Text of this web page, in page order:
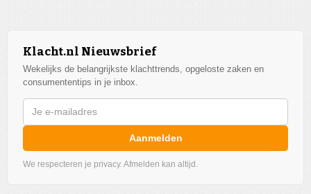
Klacht.nl Nieuwsbrief
Wekelijks de belangrijkste klachttrends, opgeloste zaken en
consumententips in je inbox.
Aanmelden
We respecteren je privacy. Afmelden kan altijd.